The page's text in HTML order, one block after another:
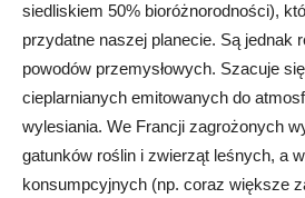
siedliskiem 50% bioróżnorodności),
przydatne naszej planecie. Są jednak
powodów przemysłowych. Szacuje
cieplarnianych emitowanych do
wylesiania. We Francji zagrożonych
gatunków roślin i zwierząt leśnych, a
konsumpcyjnych (np. coraz większe